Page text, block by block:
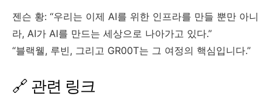
젠슨 황: “우리는 이제 AI를 위한 인프라를 만들 뿐만 아니
라, AI가 AI를 만드는 세상으로 나아가고 있다.”
“블랙웰, 루빈, 그리고 GR00T는 그 여정의 핵심입니다.”
🔗 관련 링크